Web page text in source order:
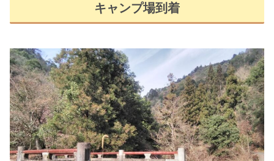
キャンプ場到着